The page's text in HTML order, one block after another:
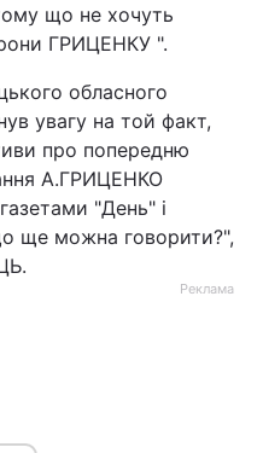
що не хочуть
ГРИЦЕНКУ ".
обласного
увагу на той факт,
про попередню
А.ГРИЦЕНКО
"День" і
ще можна говорити?",
Реклама